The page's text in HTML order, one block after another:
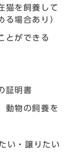
猫を飼養して
る場合あり）
とができる
証明書
動物の飼養を
い・譲りたい